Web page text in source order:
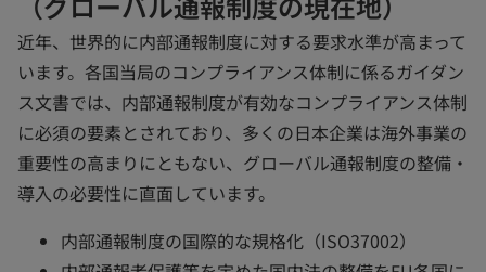
近年、世界的に内部通報制度に対する要求水準が高まって
います。各国当局のコンプライアンス体制に係るガイダン
ス文書では、内部通報制度が有効なコンプライアンス体制
に必須の要素とされており、多くの日本企業は海外事業の
重要性の高まりにともない、グローバル通報制度の整備・
導入の必要性に直面しています。
内部通報制度の国際的な規格化（ISO37002）